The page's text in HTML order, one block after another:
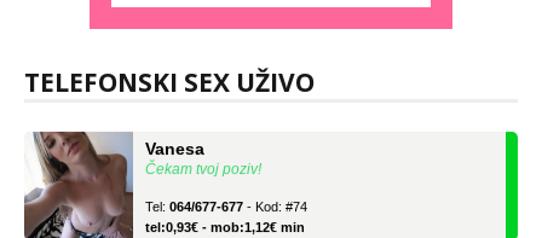
TELEFONSKI SEX UŽIVO
Alisa
tel:0,93€ - mob:1,12€ min
Čekam tvoj poziv!
tel:0,93€ - mob:1,12€ min